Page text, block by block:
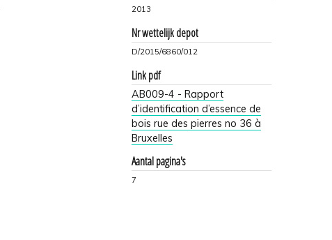
2013
Nr wettelijk depot
D/2015/6860/012
Link pdf
AB009-4 - Rapport
d’identification d’essence de
bois rue des pierres no 36 à
Bruxelles
Aantal pagina's
7